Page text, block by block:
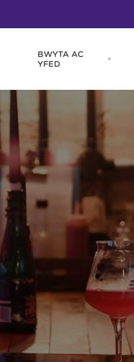
BWYTA AC
YFED
Open
YFED
Tafarndai a Bariau